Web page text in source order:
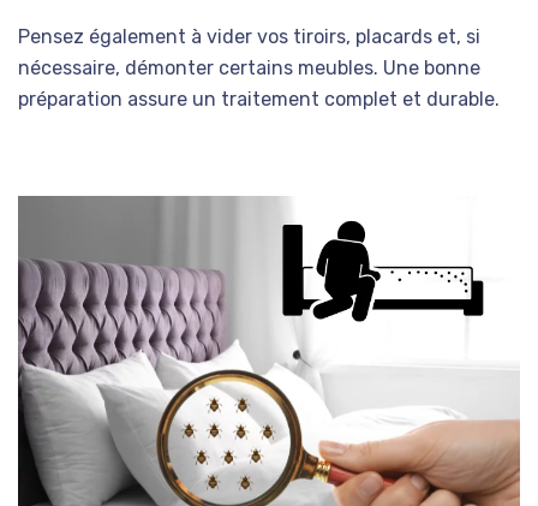
Pensez également à vider vos tiroirs, placards et, si
nécessaire, démonter certains meubles. Une bonne
préparation assure un traitement complet et durable.